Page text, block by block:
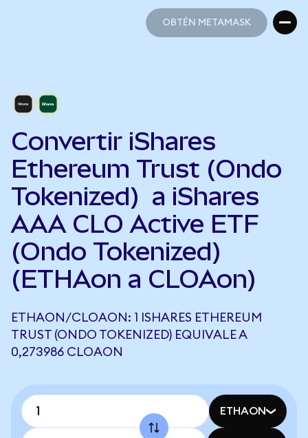
OBTÉN METAMASK
Convertir iShares
Ethereum Trust (Ondo
Tokenized) a iShares
AAA CLO Active ETF
(Ondo Tokenized)
(ETHAon a CLOAon)
ETHAON/CLOAON: 1 ISHARES ETHEREUM
TRUST (ONDO TOKENIZED) EQUIVALE A
0,273986 CLOAON
ETHAON